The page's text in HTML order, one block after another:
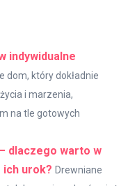
indywidualne
dom, który dokładnie
i marzenia,
na tle gotowych
dlaczego warto w
ich urok? Drewniane